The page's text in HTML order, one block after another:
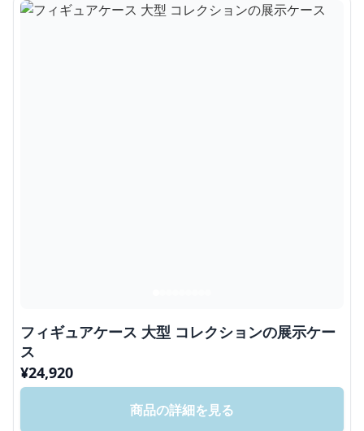
フィギュアケース 大型 コレクションの展示ケー
ス
¥24,920
商品の詳細を見る